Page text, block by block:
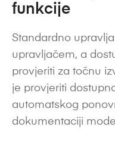
funkcije
Standardno
upravljačem, a
provjeriti za točnu
je provjeriti
automatskog
dokumentaciji